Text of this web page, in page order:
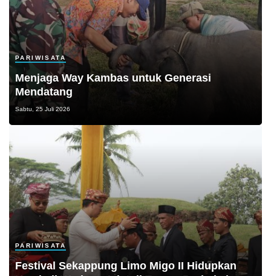
PARIWISATA
Menjaga Way Kambas untuk Generasi
Mendatang
Sabtu, 25 Juli 2026
PARIWISATA
Festival Sekappung Limo Migo II Hidupkan